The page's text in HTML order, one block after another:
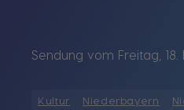
Sendung vom Freitag, 18.
Kultur Niederbayern